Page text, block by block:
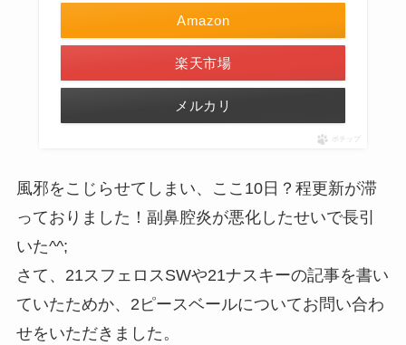
Amazon
楽天市場
メルカリ
ポチップ
風邪をこじらせてしまい、ここ10日？程更新が滞
っておりました！副鼻腔炎が悪化したせいで長引
いた^^;
さて、21スフェロスSWや21ナスキーの記事を書い
ていたためか、2ピースベールについてお問い合わ
せをいただきました。